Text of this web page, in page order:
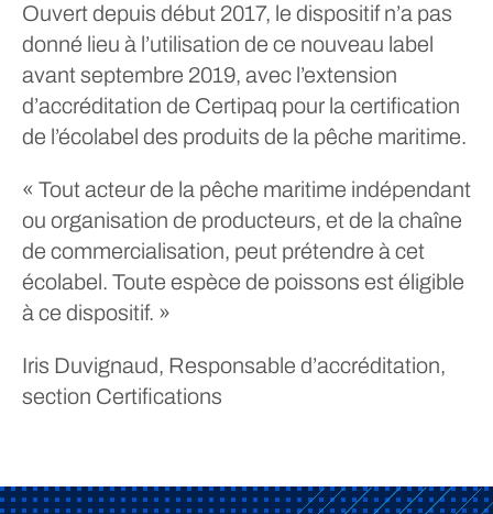
Ouvert depuis début 2017, le dispositif n’a pas
donné lieu à l’utilisation de ce nouveau label
avant septembre 2019, avec l’extension
d’accréditation de Certipaq pour la certification
de l’écolabel des produits de la pêche maritime.
« Tout acteur de la pêche maritime indépendant
ou organisation de producteurs, et de la chaîne
de commercialisation, peut prétendre à cet
écolabel. Toute espèce de poissons est éligible
à ce dispositif. »
Iris Duvignaud, Responsable d’accréditation,
section Certifications